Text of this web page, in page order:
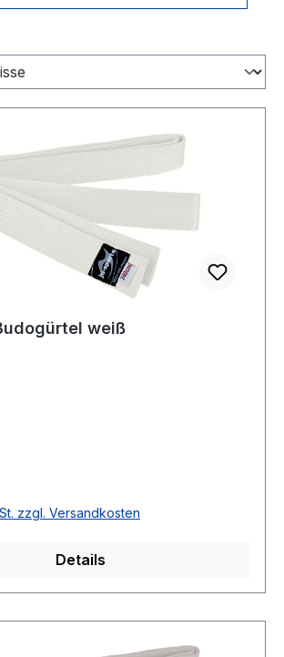
weiß
zzgl. Versandkosten
Details